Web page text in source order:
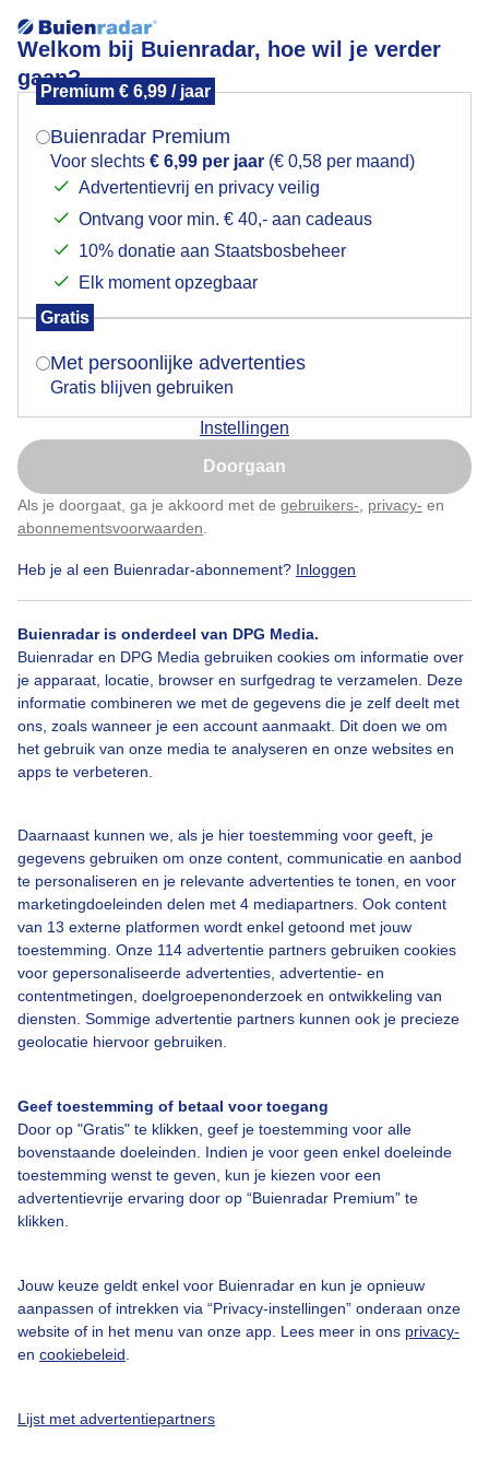
Welkom bij Buienradar, hoe wil je verder
gaan?
Premium € 6,99 / jaar
Buienradar Premium
Voor slechts € 6,99 per jaar (€ 0,58 per maand)
Advertentievrij en privacy veilig
Ontvang voor min. € 40,- aan cadeaus
10% donatie aan Staatsbosbeheer
Elk moment opzegbaar
Gratis
Met persoonlijke advertenties
Gratis blijven gebruiken
Instellingen
Doorgaan
Als je doorgaat, ga je akkoord met de gebruikers- privacy- en
abonnementsvoorwaarden
Heb je al een Buienradar-abonnement? Inloggen
Buienradar is onderdeel van DPG Media.
Buienradar en DPG Media gebruiken cookies om informatie over
je apparaat, locatie, browser en surfgedrag te verzamelen. Deze
informatie combineren we met de gegevens die je zelf deelt met
ons, zoals wanneer je een account aanmaakt. Dit doen we om
het gebruik van onze media te analyseren en onze websites en
apps te verbeteren.
Daarnaast kunnen we, als je hier toestemming voor geeft, je
gegevens gebruiken om onze content, communicatie en aanbod
te personaliseren en je relevante advertenties te tonen, en voor
marketingdoeleinden delen met 4 mediapartners. Ook content
van 13 externe platformen wordt enkel getoond met jouw
toestemming. Onze 114 advertentie partners gebruiken cookies
voor gepersonaliseerde advertenties, advertentie- en
contentmetingen, doelgroepenonderzoek en ontwikkeling van
diensten. Sommige advertentie partners kunnen ook je precieze
geolocatie hiervoor gebruiken.
Geef toestemming of betaal voor toegang
Door op "Gratis" te klikken, geef je toestemming voor alle
bovenstaande doeleinden. Indien je voor geen enkel doeleinde
toestemming wenst te geven, kun je kiezen voor een
advertentievrije ervaring door op “Buienradar Premium” te
klikken.
Jouw keuze geldt enkel voor Buienradar en kun je opnieuw
aanpassen of intrekken via “Privacy-instellingen” onderaan onze
website of in het menu van onze app. Lees meer in ons privacy-
en cookiebeleid
Lijst met advertentiepartners
Weer een bui in de maak
Door: Toon Boons Gemaakt: 04-06-2026, 45x bekeken
Buiigelucht Nattedag Wolken
Bekijk slideshow
Over Buienradar
Bedrijfsgegevens
Contact
Toegankelijkheid
Gebruikersvoorwaarden
Adverteren
Privacy beleid
Cookie beleid
Mogen we je locatie gebruiken voor het
Indien je hier nog geen akkoord op hebt gegeven,
verschijnt er zo een pop-up uit je browser waarin
Is goed, toon de popup
Nu niet, misschien later
Klik hierom dit aan te passen